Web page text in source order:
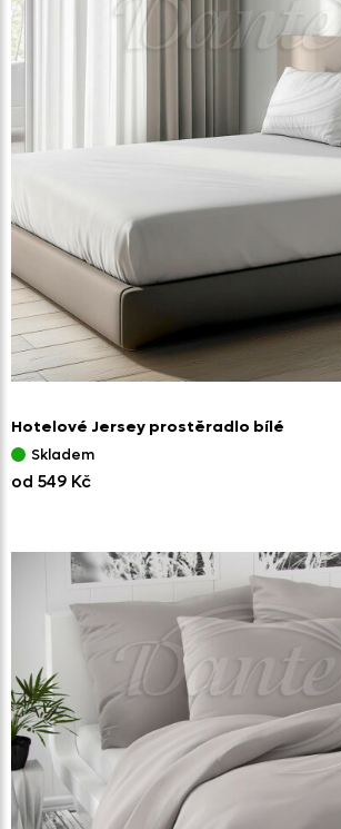
Hotelové Jersey prostěradlo bílé
Skladem
od 549 Kč